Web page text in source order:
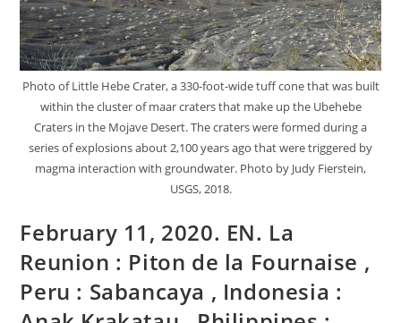
:
Merapi
,
Etats-
Unis
:
Volcans
Californie
.
Photo of Little Hebe Crater, a 330-foot-wide tuff cone that was built
within the cluster of maar craters that make up the Ubehebe
Craters in the Mojave Desert. The craters were formed during a
series of explosions about 2,100 years ago that were triggered by
magma interaction with groundwater. Photo by Judy Fierstein,
USGS, 2018.
February 11, 2020. EN. La
Reunion : Piton de la Fournaise ,
Peru : Sabancaya , Indonesia :